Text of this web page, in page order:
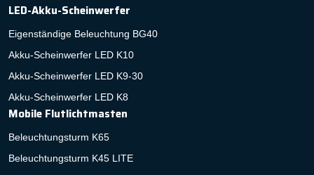
LED-Akku-Scheinwerfer
Eigenständige Beleuchtung BG40
Akku-Scheinwerfer LED K10
Akku-Scheinwerfer LED K9-30
Akku-Scheinwerfer LED K8
Mobile Flutlichtmasten
Beleuchtungsturm K65
Beleuchtungsturm K45 LITE